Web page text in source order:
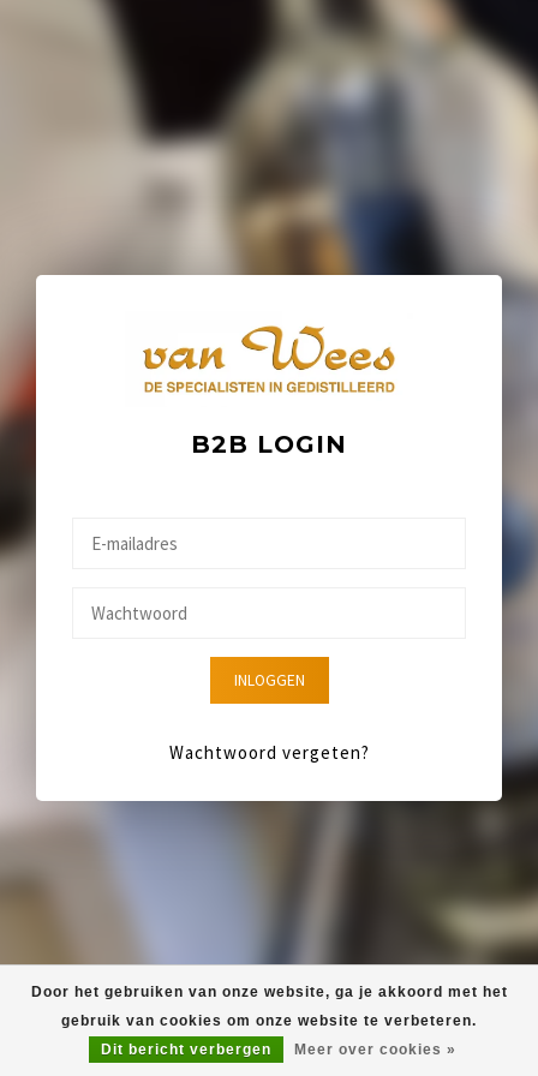
B2B LOGIN
INLOGGEN
Wachtwoord vergeten?
Door het gebruiken van onze website, ga je akkoord met het
gebruik van cookies om onze website te verbeteren.
Dit bericht verbergen
Meer over cookies »